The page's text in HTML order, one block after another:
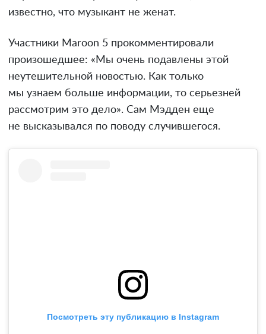
известно, что музыкант не женат.
Участники Maroon 5 прокомментировали
произошедшее: «Мы очень подавлены этой
неутешительной новостью. Как только
мы узнаем больше информации, то серьезней
рассмотрим это дело». Сам Мэдден еще
не высказывался по поводу случившегося.
Посмотреть эту публикацию в Instagram